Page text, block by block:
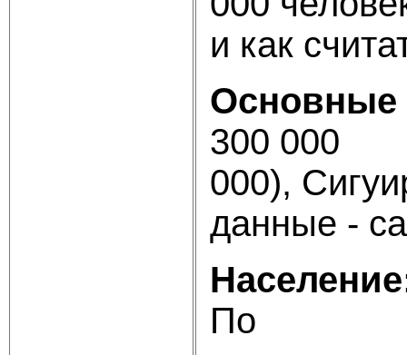
и как
Основные
300
000),
данные -
По